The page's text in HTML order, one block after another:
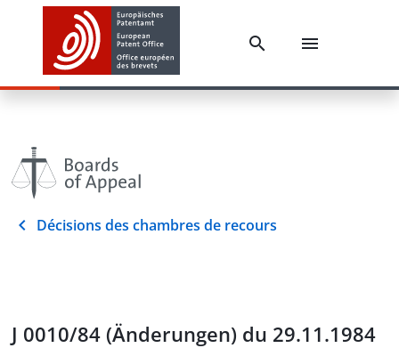
Décisions des chambres de recours
J 0010/84 (Änderungen) du 29.11.1984